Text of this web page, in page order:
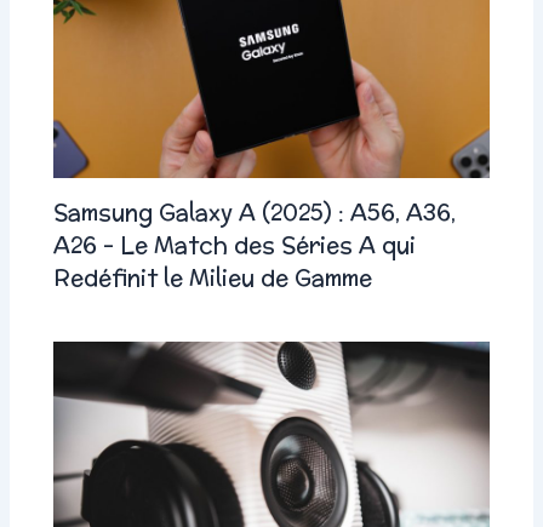
Samsung Galaxy A (2025) : A56, A36,
A26 – Le Match des Séries A qui
Redéfinit le Milieu de Gamme